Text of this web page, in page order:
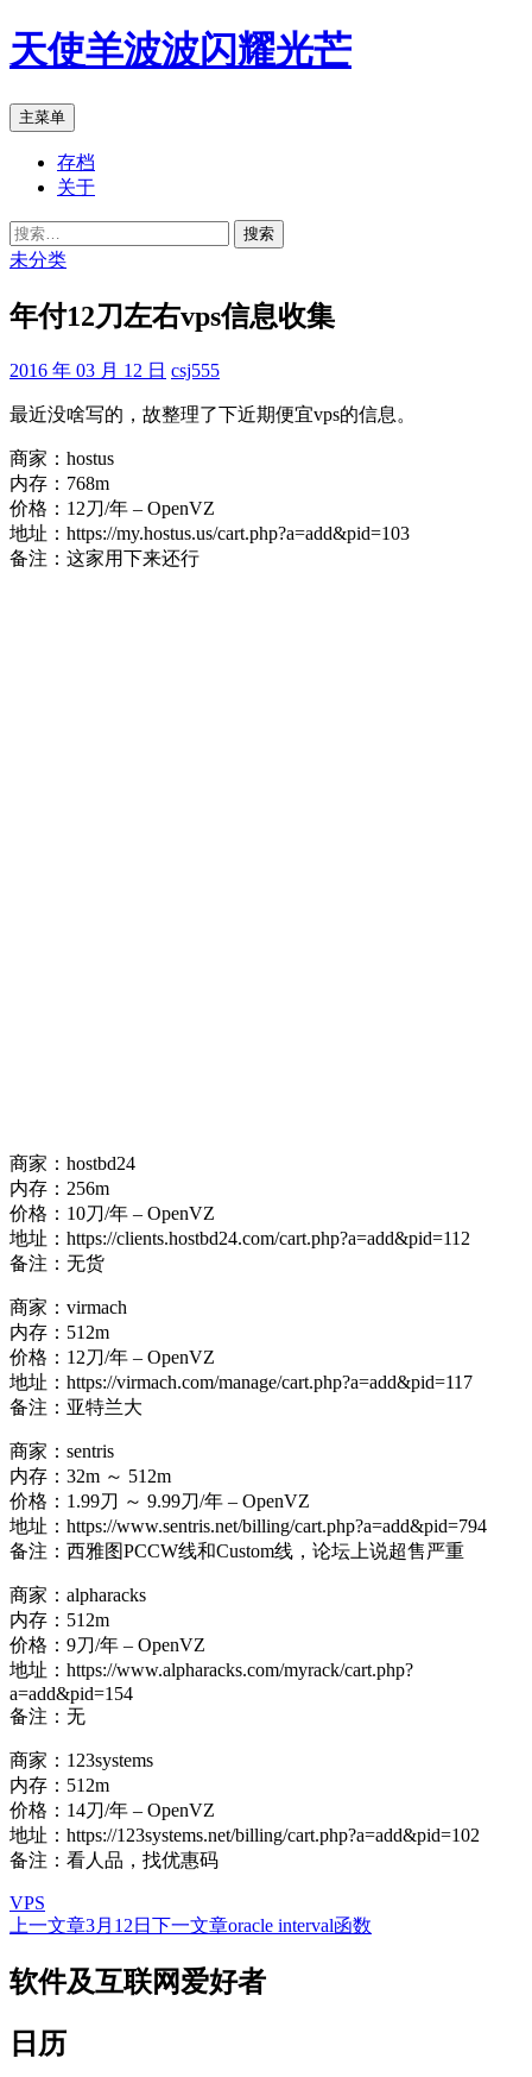
跳
至
文
天使羊波波闪耀光芒
搜
索
主菜单
存档
关于
搜
索：
未分类
年付12刀左右vps信息收集
2016 年 03 月 12 日 csj555
最近没啥写的，故整理了下近期便宜vps的信息。
商家：hostus
内存：768m
价格：12刀/年 – OpenVZ
地址：https://my.hostus.us/cart.php?a=add&pid=103
备注：这家用下来还行
商家：hostbd24
内存：256m
价格：10刀/年 – OpenVZ
地址：https://clients.hostbd24.com/cart.php?a=add&pid=112
备注：无货
商家：virmach
内存：512m
价格：12刀/年 – OpenVZ
地址：https://virmach.com/manage/cart.php?a=add&pid=117
备注：亚特兰大
商家：sentris
内存：32m ～ 512m
价格：1.99刀 ～ 9.99刀/年 – OpenVZ
地址：https://www.sentris.net/billing/cart.php?a=add&pid=794
备注：西雅图PCCW线和Custom线，论坛上说超售严重
商家：alpharacks
内存：512m
价格：9刀/年 – OpenVZ
地址：https://www.alpharacks.com/myrack/cart.php?
a=add&pid=154
备注：无
商家：123systems
内存：512m
价格：14刀/年 – OpenVZ
地址：https://123systems.net/billing/cart.php?a=add&pid=102
备注：看人品，找优惠码
VPS
文
章
航
上一文章3月12日 下一文章oracle interval函数
软件及互联网爱好者
日历